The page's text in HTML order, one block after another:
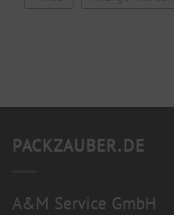
PACKZAUBER.DE
A&M Service GmbH